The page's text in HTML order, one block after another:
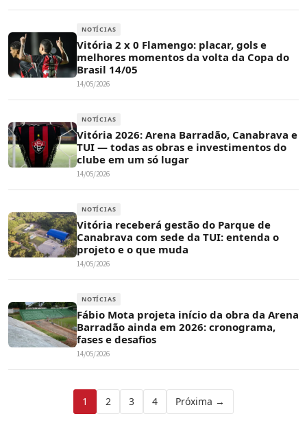
NOTÍCIAS
Vitória 2 x 0 Flamengo: placar, gols e
melhores momentos da volta da Copa do
Brasil 14/05
14/05/2026
NOTÍCIAS
Vitória 2026: Arena Barradão, Canabrava e
TUI — todas as obras e investimentos do
clube em um só lugar
14/05/2026
NOTÍCIAS
Vitória receberá gestão do Parque de
Canabrava com sede da TUI: entenda o
projeto e o que muda
14/05/2026
NOTÍCIAS
Fábio Mota projeta início da obra da Arena
Barradão ainda em 2026: cronograma,
fases e desafios
14/05/2026
1 2 3 4 Próxima →